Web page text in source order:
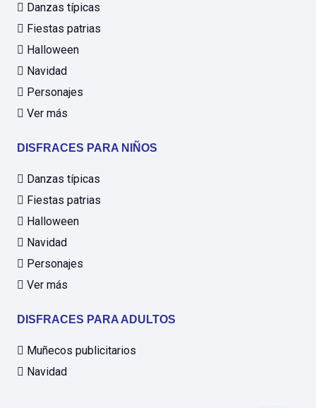
Danzas típicas
Fiestas patrias
Halloween
Navidad
Personajes
Ver más
DISFRACES PARA NIÑOS
Danzas típicas
Fiestas patrias
Halloween
Navidad
Personajes
Ver más
DISFRACES PARA ADULTOS
Muñecos publicitarios
Navidad